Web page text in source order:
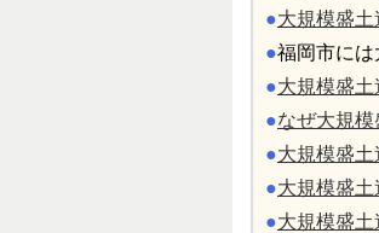
●大規模盛土
●福岡市に
●大規模盛土
●なぜ大規模
●大規模盛土
●大規模盛土
●大規模盛土